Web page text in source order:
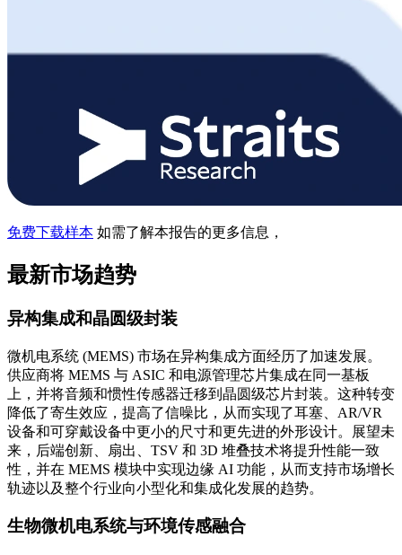
免费下载样本 如需了解本报告的更多信息，
最新市场趋势
异构集成和晶圆级封装
微机电系统 (MEMS) 市场在异构集成方面经历了加速发展。
供应商将 MEMS 与 ASIC 和电源管理芯片集成在同一基板
上，并将音频和惯性传感器迁移到晶圆级芯片封装。这种转变
降低了寄生效应，提高了信噪比，从而实现了耳塞、AR/VR
设备和可穿戴设备中更小的尺寸和更先进的外形设计。展望未
来，后端创新、扇出、TSV 和 3D 堆叠技术将提升性能一致
性，并在 MEMS 模块中实现边缘 AI 功能，从而支持市场增长
轨迹以及整个行业向小型化和集成化发展的趋势。
生物微机电系统与环境传感融合